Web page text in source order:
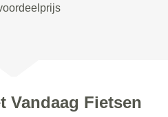
Vandaag Fietsen